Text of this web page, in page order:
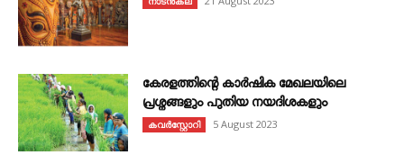
കേരളത്തിന്റെ കാർഷിക മേഖലയിലെ
പ്രശ്നങ്ങളും പുതിയ നയദിശകളും
കവര്‍സ്റ്റോറി 5 August 2023